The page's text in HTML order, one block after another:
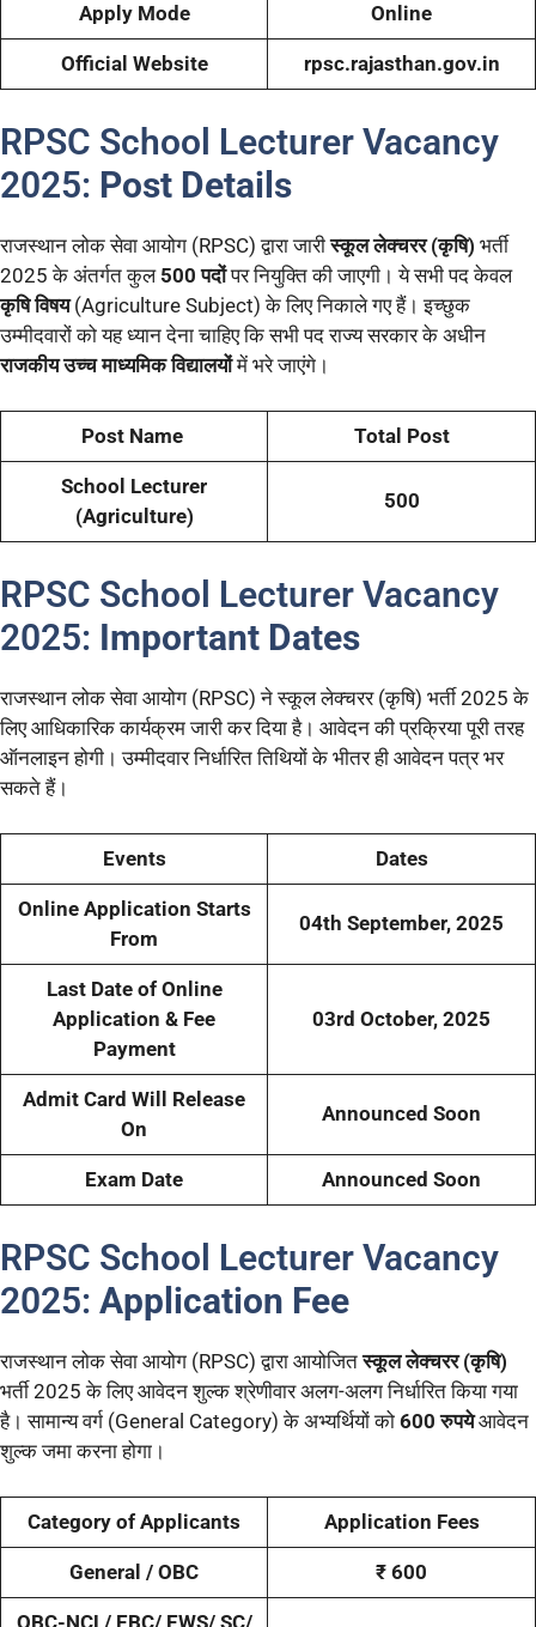
Apply Mode Online
Official Website rpsc.rajasthan.gov.in
RPSC School Lecturer Vacancy
2025: Post Details
राजस्थान लोक सेवा आयोग (RPSC) द्वारा जारीस्कूल लेक्चरर (कृषि) भर्ती
2025 के अंतर्गत कुल 500 पदोंपर नियुक्ति की जाएगी। ये सभी पद केवल
कृषि विषय(Agriculture Subject) के लिए निकाले गए हैं। इच्छुक
उम्मीदवारों को यह ध्यान देना चाहिए कि सभी पद राज्य सरकार के अधीन
राजकीय उच्च माध्यमिक विद्यालयोंमें भरे जाएंगे।
Post Name Total Post
School Lecturer
(Agriculture)
500
RPSC School Lecturer Vacancy
2025: Important Dates
राजस्थान लोक सेवा आयोग (RPSC) ने स्कूल लेक्चरर (कृषि) भर्ती 2025 के
लिए आधिकारिक कार्यक्रम जारी कर दिया है। आवेदन की प्रक्रिया पूरी तरह
ऑनलाइन होगी। उम्मीदवार निर्धारित तिथियों के भीतर ही आवेदन पत्र भर
सकते हैं।
Events Dates
Online Application Starts
From
04th September, 2025
Last Date of Online
Application & Fee
Payment
03rd October, 2025
Admit Card Will Release
On
Announced Soon
Exam Date Announced Soon
RPSC School Lecturer Vacancy
2025: Application Fee
राजस्थान लोक सेवा आयोग (RPSC) द्वारा आयोजितस्कूल लेक्चरर (कृषि)
भर्ती 2025 के लिए आवेदन शुल्क श्रेणीवार अलग-अलग निर्धारित किया गया
है। सामान्य वर्ग (General Category) के अभ्यर्थियों को 600 रुपयेआवेदन
शुल्क जमा करना होगा।
Category of Applicants Application Fees
General / OBC ₹ 600